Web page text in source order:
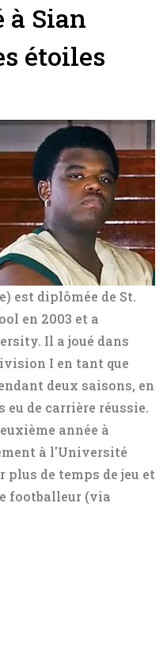
à Sian
étoiles
est diplômée de St.
en 2003 et a
Il a joué dans
I en tant que
deux saisons, en
eu de carrière réussie.
année à
à l'Université
de temps de jeu et
footballeur (via